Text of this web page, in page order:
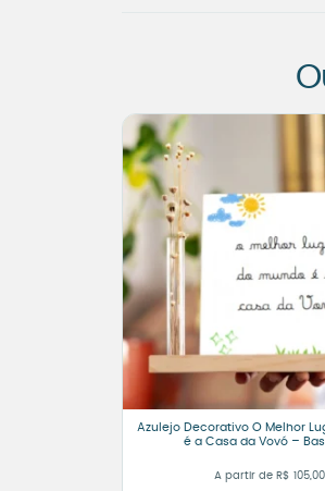
Azulejo Decorativo O Melhor
é a Casa da Vovó –
A partir de R$ 105,00